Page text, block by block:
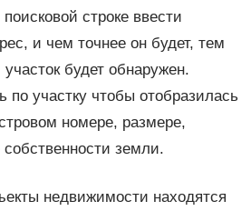
строке ввести
и чем точнее он будет, тем
будет обнаружен.
по участку чтобы отобразилась
номере, размере,
земли.
недвижимости находятся